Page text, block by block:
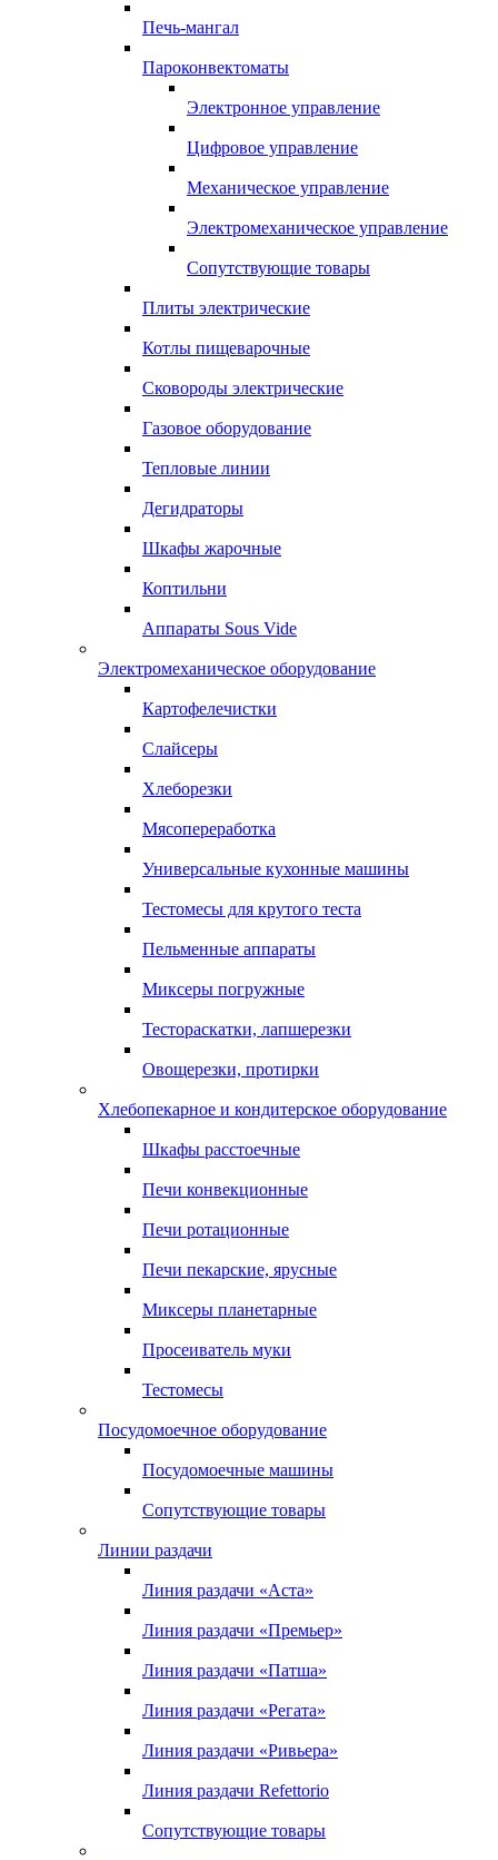
Печь-мангал
Пароконвектоматы
Электронное управление
Цифровое управление
Механическое управление
Электромеханическое управление
Сопутствующие товары
Плиты электрические
Котлы пищеварочные
Сковороды электрические
Газовое оборудование
Тепловые линии
Дегидраторы
Шкафы жарочные
Коптильни
Аппараты Sous Vide
Электромеханическое оборудование
Картофелечистки
Слайсеры
Хлеборезки
Мясопереработка
Универсальные кухонные машины
Тестомесы для крутого теста
Пельменные аппараты
Миксеры погружные
Тестораскатки, лапшерезки
Овощерезки, протирки
Хлебопекарное и кондитерское оборудование
Шкафы расстоечные
Печи конвекционные
Печи ротационные
Печи пекарские, ярусные
Миксеры планетарные
Просеиватель муки
Тестомесы
Посудомоечное оборудование
Посудомоечные машины
Сопутствующие товары
Линии раздачи
Линия раздачи «Аста»
Линия раздачи «Премьер»
Линия раздачи «Патша»
Линия раздачи «Регата»
Линия раздачи «Ривьера»
Линия раздачи Refettorio
Сопутствующие товары